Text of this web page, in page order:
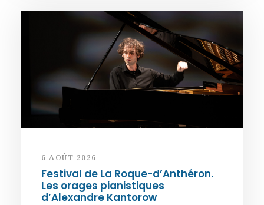
6 AOÛT 2026
Festival de La Roque-d’Anthéron.
Les orages pianistiques
d’Alexandre Kantorow